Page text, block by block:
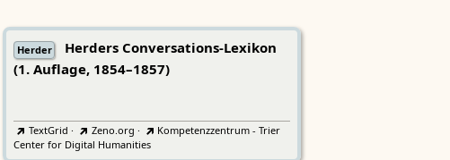
Herder
Herders Conversations-Lexikon
(1. Auflage, 1854–1857)
TextGrid · Zeno.org ·
Kompetenzzentrum - Trier
Center for Digital Humanities